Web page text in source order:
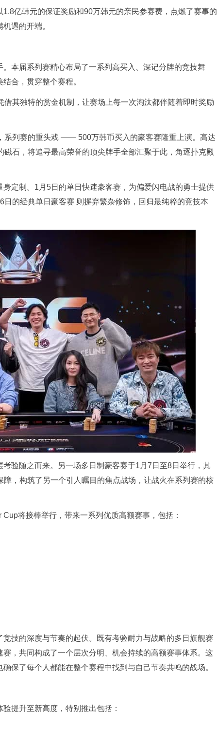
亿韩元的保证奖励和90万韩元的亲民参赛费，点燃了赛事的
遇的开端。
本届系列赛精心布局了一系列高买入、深记分牌的竞技舞
合，贯穿整个赛程。
其独特的赏金机制，让赛场上每一次淘汰都伴随着即时奖励
系列赛的重头戏 —— 500万韩币买入的豪客赛隆重上演。高达
石，将追寻最高荣誉的顶尖牌手全部汇聚于此，角逐扑克殿
定制。1月5日的单日快速豪客赛，为偏爱闪电战的勇士提供
的经典单日豪客赛 则摒弃繁杂修饰，回归最纯粹的竞技本
验随之而来。另一场多日制豪客赛于1月7日至8日举行，其
，构筑了另一个引人瞩目的焦点战场，让战火在系列赛的核
将接棒举行，带来一系列优质高额赛事，包括：
技的深度与节奏的起伏。既有考验耐力与战略的多日旗舰赛
，共同构成了一个层次分明、机会持续的高额赛事体系。这
保了每个人都能在整个赛程中找到与自己节奏共鸣的战场。
提升至新高度，特别推出包括：